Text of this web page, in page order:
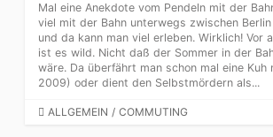
Mal eine Anekdote vom Pendeln mit der
viel mit der Bahn unterwegs zwischen
und da kann man viel erleben. Wirklich! Vor
ist es wild. Nicht daß der Sommer in der
wäre. Da überfährt man schon mal eine
2009) oder dient den Selbstmördern als...
CATEGORIES
ALLGEMEIN / COMMUTING